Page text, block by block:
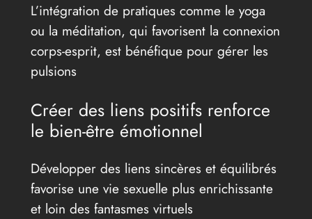
L’intégration de pratiques comme le yoga
ou la méditation, qui favorisent la connexion
corps-esprit, est bénéfique pour gérer les
pulsions
Créer des liens positifs renforce
le bien-être émotionnel
Développer des liens sincères et équilibrés
favorise une vie sexuelle plus enrichissante
et loin des fantasmes virtuels